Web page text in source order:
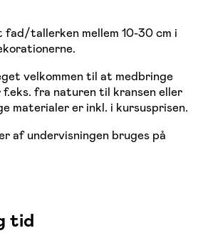
fad/tallerken mellem 10-30 cm i
velkommen til at medbringe
fra naturen til kransen eller
materialer er inkl. i kursusprisen.
af undervisningen bruges på
tid